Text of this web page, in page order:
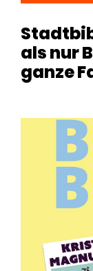
als nur
ganze